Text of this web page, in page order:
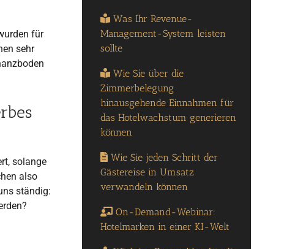
für
sehr
solange
also
ständig:
Was Ihr Revenue-
Management-System leisten
sollte
Wie Sie über die
Zimmerbelegung
hinausgehende Einnahmen für
das Hotelwachstum generieren
können
Wie Sie jeden Schritt der
Gästereise in Umsatz
verwandeln können
On-Demand-Webinar:
Hotelmarken in einer KI-Welt